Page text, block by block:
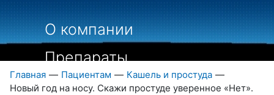
О компании
Препараты
Пациентам
Главная — Пациентам — Кашель и простуда —
Новый год на носу. Скажи простуде уверенное «Нет».